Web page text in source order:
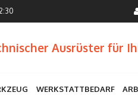
Ausrüster für
WERKSTATTBEDARF